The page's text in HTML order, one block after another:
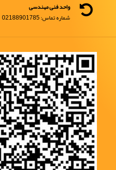
واحد فنی مهندسی
شماره تماس: 02188901785